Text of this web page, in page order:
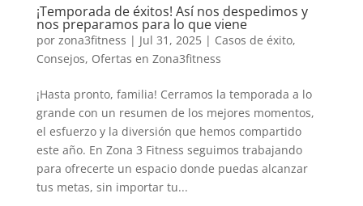
¡Temporada de éxitos! Así nos despedimos y
nos preparamos para lo que viene
por zona3fitness | Jul 31, 2025| Casos de éxito,
Consejos, Ofertas en Zona3fitness
¡Hasta pronto, familia! Cerramos la temporada a lo
grande con un resumen de los mejores momentos,
el esfuerzo y la diversión que hemos compartido
este año. En Zona 3 Fitness seguimos trabajando
para ofrecerte un espacio donde puedas alcanzar
tus metas, sin importar tu...